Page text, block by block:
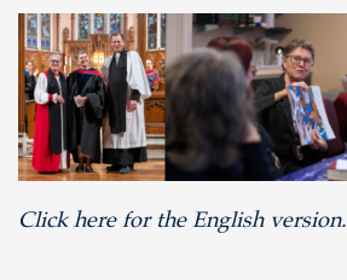
Alyson!
Click here for the English version.